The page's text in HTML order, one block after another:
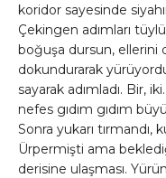
koridor sayesinde
Çekingen adımları
boğuşa dursun, ellerini
dokundurarak
sayarak adımladı. Bir,
nefes gıdım gıdım
Sonra yukarı tırmandı,
Ürpermişti ama
derisine ulaşması.